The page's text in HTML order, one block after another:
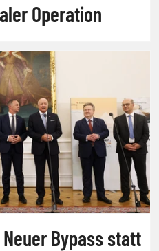
Operation
Bypass statt